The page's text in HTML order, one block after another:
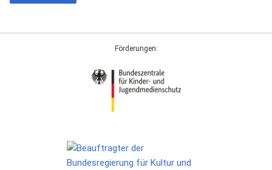
Förderungen: